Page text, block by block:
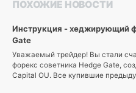
Твиты
ПОХОЖИЕ НОВОСТИ
Инструкция - хеджирующий
Gate
Уважаемый трейдер! Вы стали
форекс советника Hedge Gate,
Capital OU. Все купившие